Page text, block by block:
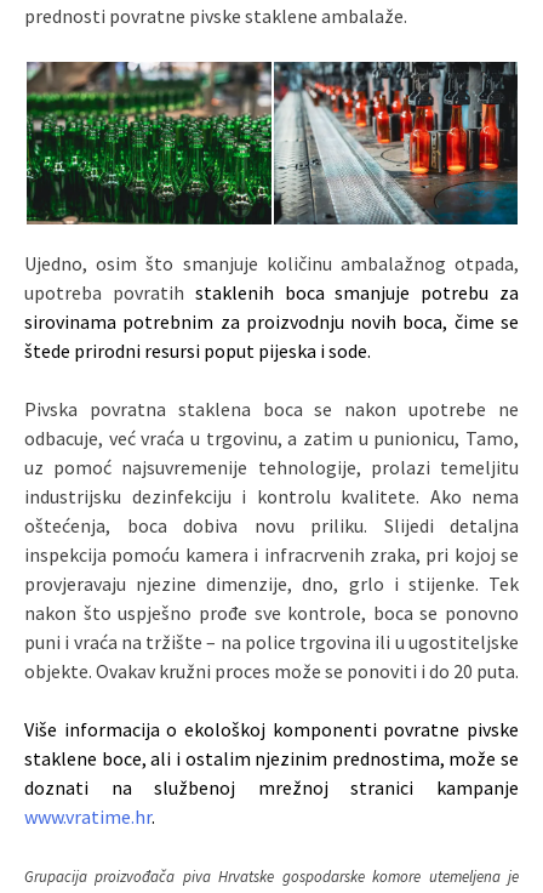
prednosti povratne pivske staklene ambalaže.
Ujedno, osim što smanjuje količinu ambalažnog otpada,
upotreba povratih staklenih boca smanjuje potrebu za
sirovinama potrebnim za proizvodnju novih boca, čime se
štede prirodni resursi poput pijeska i sode.
Pivska povratna staklena boca se nakon upotrebe ne
odbacuje, već vraća u trgovinu, a zatim u punionicu, Tamo,
uz pomoć najsuvremenije tehnologije, prolazi temeljitu
industrijsku dezinfekciju i kontrolu kvalitete. Ako nema
oštećenja, boca dobiva novu priliku. Slijedi detaljna
inspekcija pomoću kamera i infracrvenih zraka, pri kojoj se
provjeravaju njezine dimenzije, dno, grlo i stijenke. Tek
nakon što uspješno prođe sve kontrole, boca se ponovno
puni i vraća na tržište – na police trgovina ili u ugostiteljske
objekte. Ovakav kružni proces može se ponoviti i do 20 puta.
Više informacija o ekološkoj komponenti povratne pivske
staklene boce, ali i ostalim njezinim prednostima, može se
doznati na službenoj mrežnoj stranici kampanje
www.vratime.hr.
Grupacija proizvođača piva Hrvatske gospodarske komore utemeljena je